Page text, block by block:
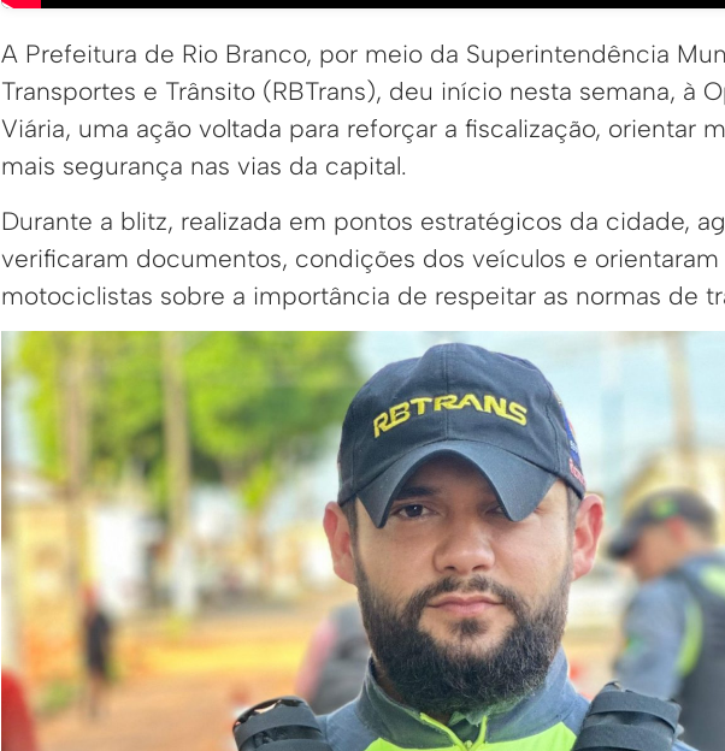
A Prefeitura de Rio Branco, por meio da Superintendência
Transportes e Trânsito (RBTrans), deu início nesta semana, à
Viária, uma ação voltada para reforçar a fiscalização, orientar
mais segurança nas vias da capital.
Durante a blitz, realizada em pontos estratégicos da cidade,
verificaram documentos, condições dos veículos e
motociclistas sobre a importância de respeitar as normas de